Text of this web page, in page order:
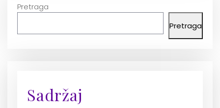
Pretraga
Pretraga
Sadržaj